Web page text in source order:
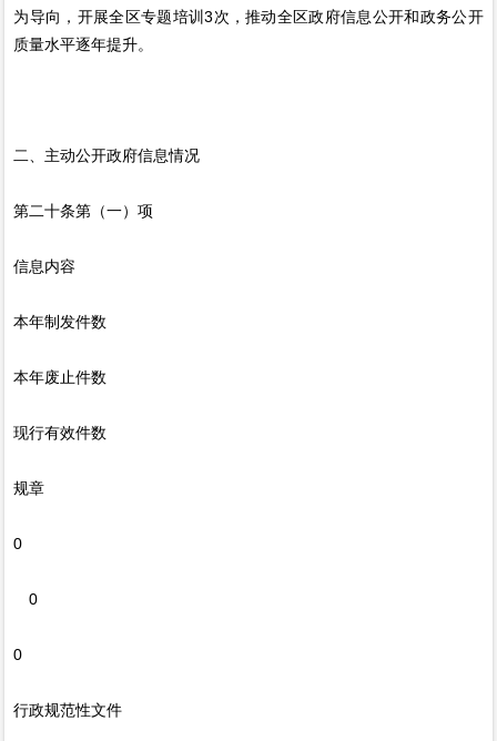
为导向，开展全区专题培训3次，推动全区政府信息公开和政务公开
质量水平逐年提升。
二、主动公开政府信息情况
第二十条第（一）项
信息内容
本年制发件数
本年废止件数
现行有效件数
规章
0
0
0
行政规范性文件